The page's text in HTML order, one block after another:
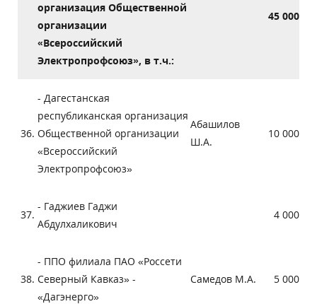
организация Общественной
организации
«Всероссийский
Электропрофсоюз», в т.ч.:
45 000
36.
- Дагестанская
республиканская организация
Общественной организации
«Всероссийский
Электропрофсоюз»
Абашилов
Ш.А.
10 000
37.
- Гаджиев Гаджи
Абдулхаликович
4 000
38.
- ППО филиала ПАО «Россети
Северный Кавказ» -
«Дагэнерго»
Самедов М.А. 5 000